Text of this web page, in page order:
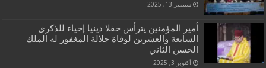
سبتمبر 13, 2025
أمير المؤمنين يترأس حفلا دينيا إحياء للذكرى
السابعة والعشرين لوفاة جلالة المغفور له الملك
الحسن الثاني
أكتوبر 3, 2025